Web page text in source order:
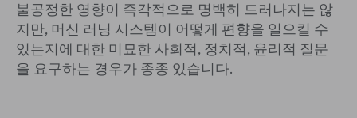
불공정한 영향이 즉각적으로 명백히 드러나지는 않
지만, 머신 러닝 시스템이 어떻게 편향을 일으킬 수
있는지에 대한 미묘한 사회적, 정치적, 윤리적 질문
을 요구하는 경우가 종종 있습니다.